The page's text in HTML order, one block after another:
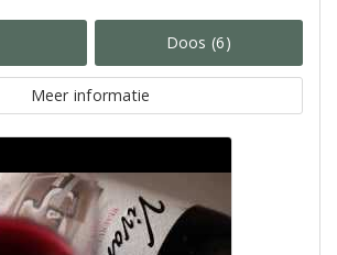
Doos (6)
Meer informatie